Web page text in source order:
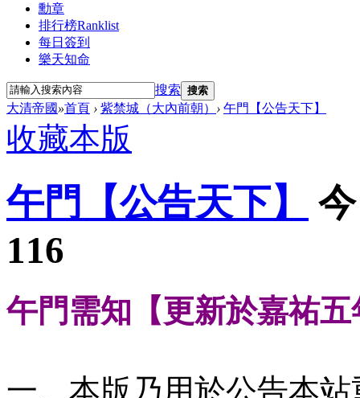
勳章
排行榜Ranklist
每日簽到
樂天知命
搜索 搜索
大清帝國»首頁 › 紫禁城（大內前朝） › 午門【公告天下】
收藏本版
午門【公告天下】
116
午門需知【更新於嘉祐
一、本版乃用於公告本